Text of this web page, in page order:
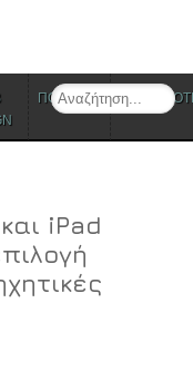
Search
ΠΟΛΙΤΙΣΜΟΣ
iPad